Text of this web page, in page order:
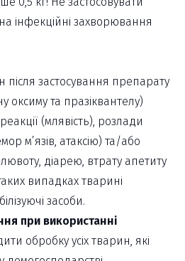
інфекційні захворювання
після застосування препарату
оксиму та празіквантелу)
(млявість), розлади
м’язів, атаксію) та/або
діарею, втрату апетиту
випадках тварині
засоби.
при використанні
обробку усіх тварин, які